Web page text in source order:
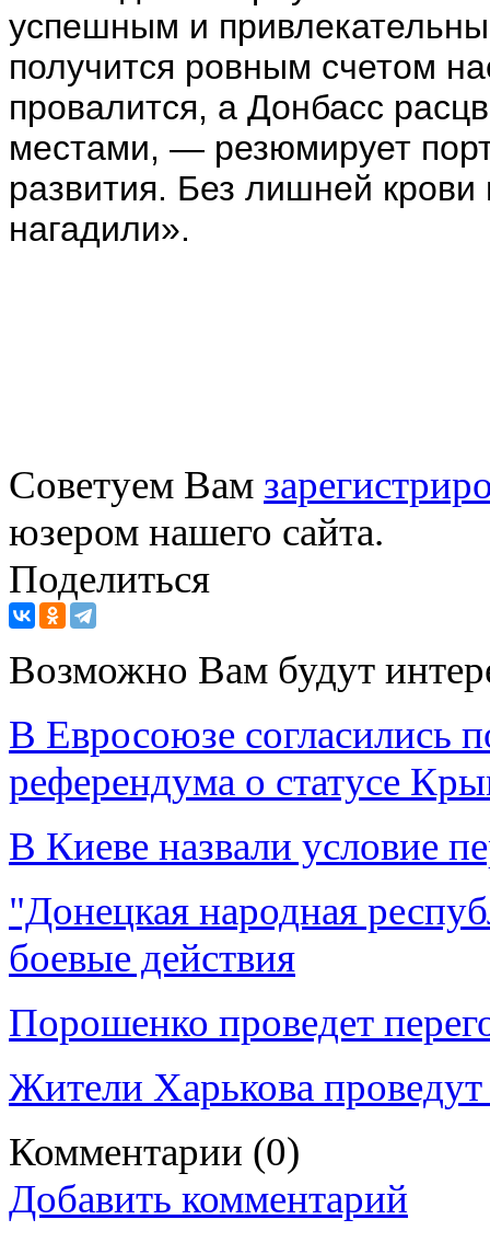
успешным и
получится ровным счетом
провалится, а Донбасс
местами, — резюмирует
развития. Без лишней крови
нагадили».
Советуем Вам
юзером нашего сайта.
Поделиться
Возможно Вам будут
В Евросоюзе согласились
референдума о статусе
В Киеве назвали условие
"Донецкая народная
боевые действия
Порошенко проведет
Жители Харькова
Комментарии (0)
Добавить комментарий